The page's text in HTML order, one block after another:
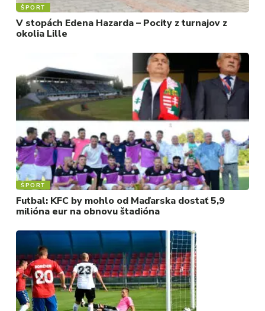
ŠPORT
V stopách Edena Hazarda – Pocity z turnajov z
okolia Lille
ŠPORT
Futbal: KFC by mohlo od Maďarska dostať 5,9
milióna eur na obnovu štadióna